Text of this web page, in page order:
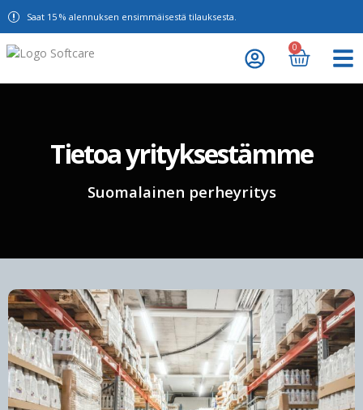
Saat 15 % alennuksen ensimmäisestä tilauksesta.
0
Tietoa yrityksestämme
Suomalainen perheyritys